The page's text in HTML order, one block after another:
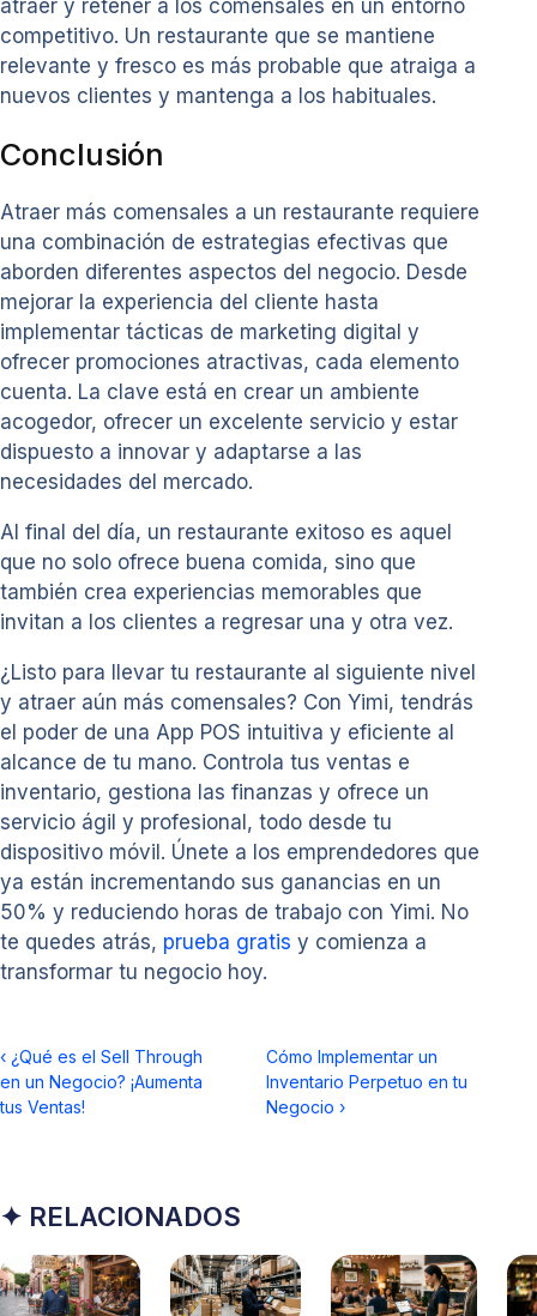
atraer y retener a los comensales en un entorno
competitivo. Un restaurante que se mantiene
relevante y fresco es más probable que atraiga a
nuevos clientes y mantenga a los habituales.
Conclusión
Atraer más comensales a un restaurante requiere
una combinación de estrategias efectivas que
aborden diferentes aspectos del negocio. Desde
mejorar la experiencia del cliente hasta
implementar tácticas de marketing digital y
ofrecer promociones atractivas, cada elemento
cuenta. La clave está en crear un ambiente
acogedor, ofrecer un excelente servicio y estar
dispuesto a innovar y adaptarse a las
necesidades del mercado.
Al final del día, un restaurante exitoso es aquel
que no solo ofrece buena comida, sino que
también crea experiencias memorables que
invitan a los clientes a regresar una y otra vez.
¿Listo para llevar tu restaurante al siguiente nivel
y atraer aún más comensales? Con Yimi, tendrás
el poder de una App POS intuitiva y eficiente al
alcance de tu mano. Controla tus ventas e
inventario, gestiona las finanzas y ofrece un
servicio ágil y profesional, todo desde tu
dispositivo móvil. Únete a los emprendedores que
ya están incrementando sus ganancias en un
50% y reduciendo horas de trabajo con Yimi. No
te quedes atrás, prueba gratis y comienza a
transformar tu negocio hoy.
‹ ¿Qué es el Sell Through
en un Negocio? ¡Aumenta
tus Ventas!
Cómo Implementar un
Inventario Perpetuo en tu
Negocio ›
✦ RELACIONADOS